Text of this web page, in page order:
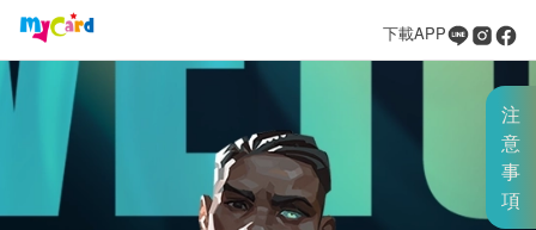
下載APP
注
意
事
項